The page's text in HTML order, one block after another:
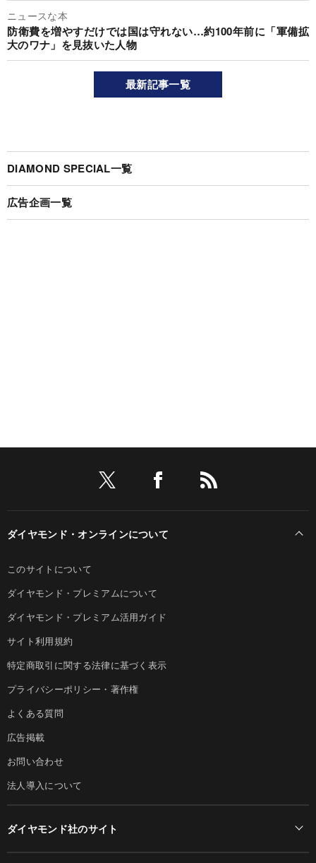
ニュースな本
防衛費を増やすだけでは国は守れない…約100年前に「軍備拡
大のワナ」を見抜いた人物
最新記事一覧
DIAMOND SPECIAL一覧
広告企画一覧
ダイヤモンド・オンラインについて
このサイトについて
ダイヤモンド・プレミアムについて
ダイヤモンド・プレミアム活用ガイド
サイト利用規約
特定商取引に関する法律に基づく表示
プライバシーポリシー・著作権
よくある質問
広告掲載
お問い合わせ
法人導入について
ダイヤモンド社のサイト